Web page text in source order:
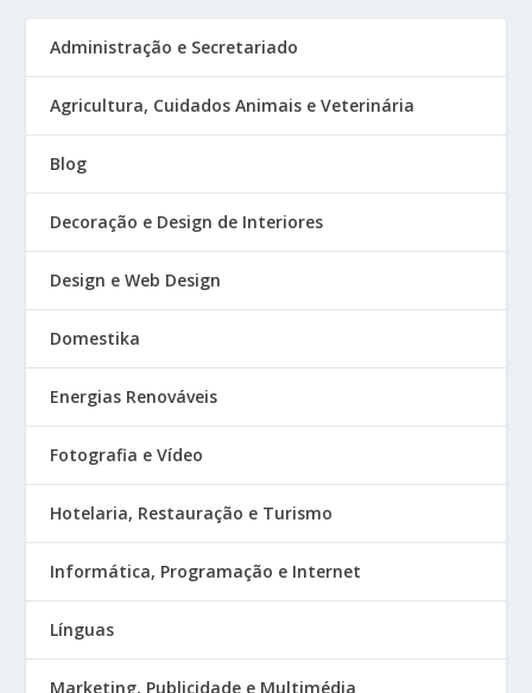
Administração e Secretariado
Agricultura, Cuidados Animais e Veterinária
Blog
Decoração e Design de Interiores
Design e Web Design
Domestika
Energias Renováveis
Fotografia e Vídeo
Hotelaria, Restauração e Turismo
Informática, Programação e Internet
Línguas
Marketing, Publicidade e Multimédia